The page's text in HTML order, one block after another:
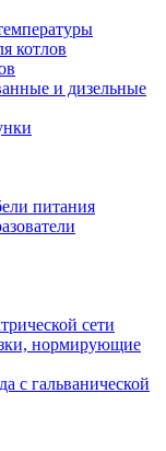
котлов
и дизельные
питания
сети
нормирующие
с гальванической